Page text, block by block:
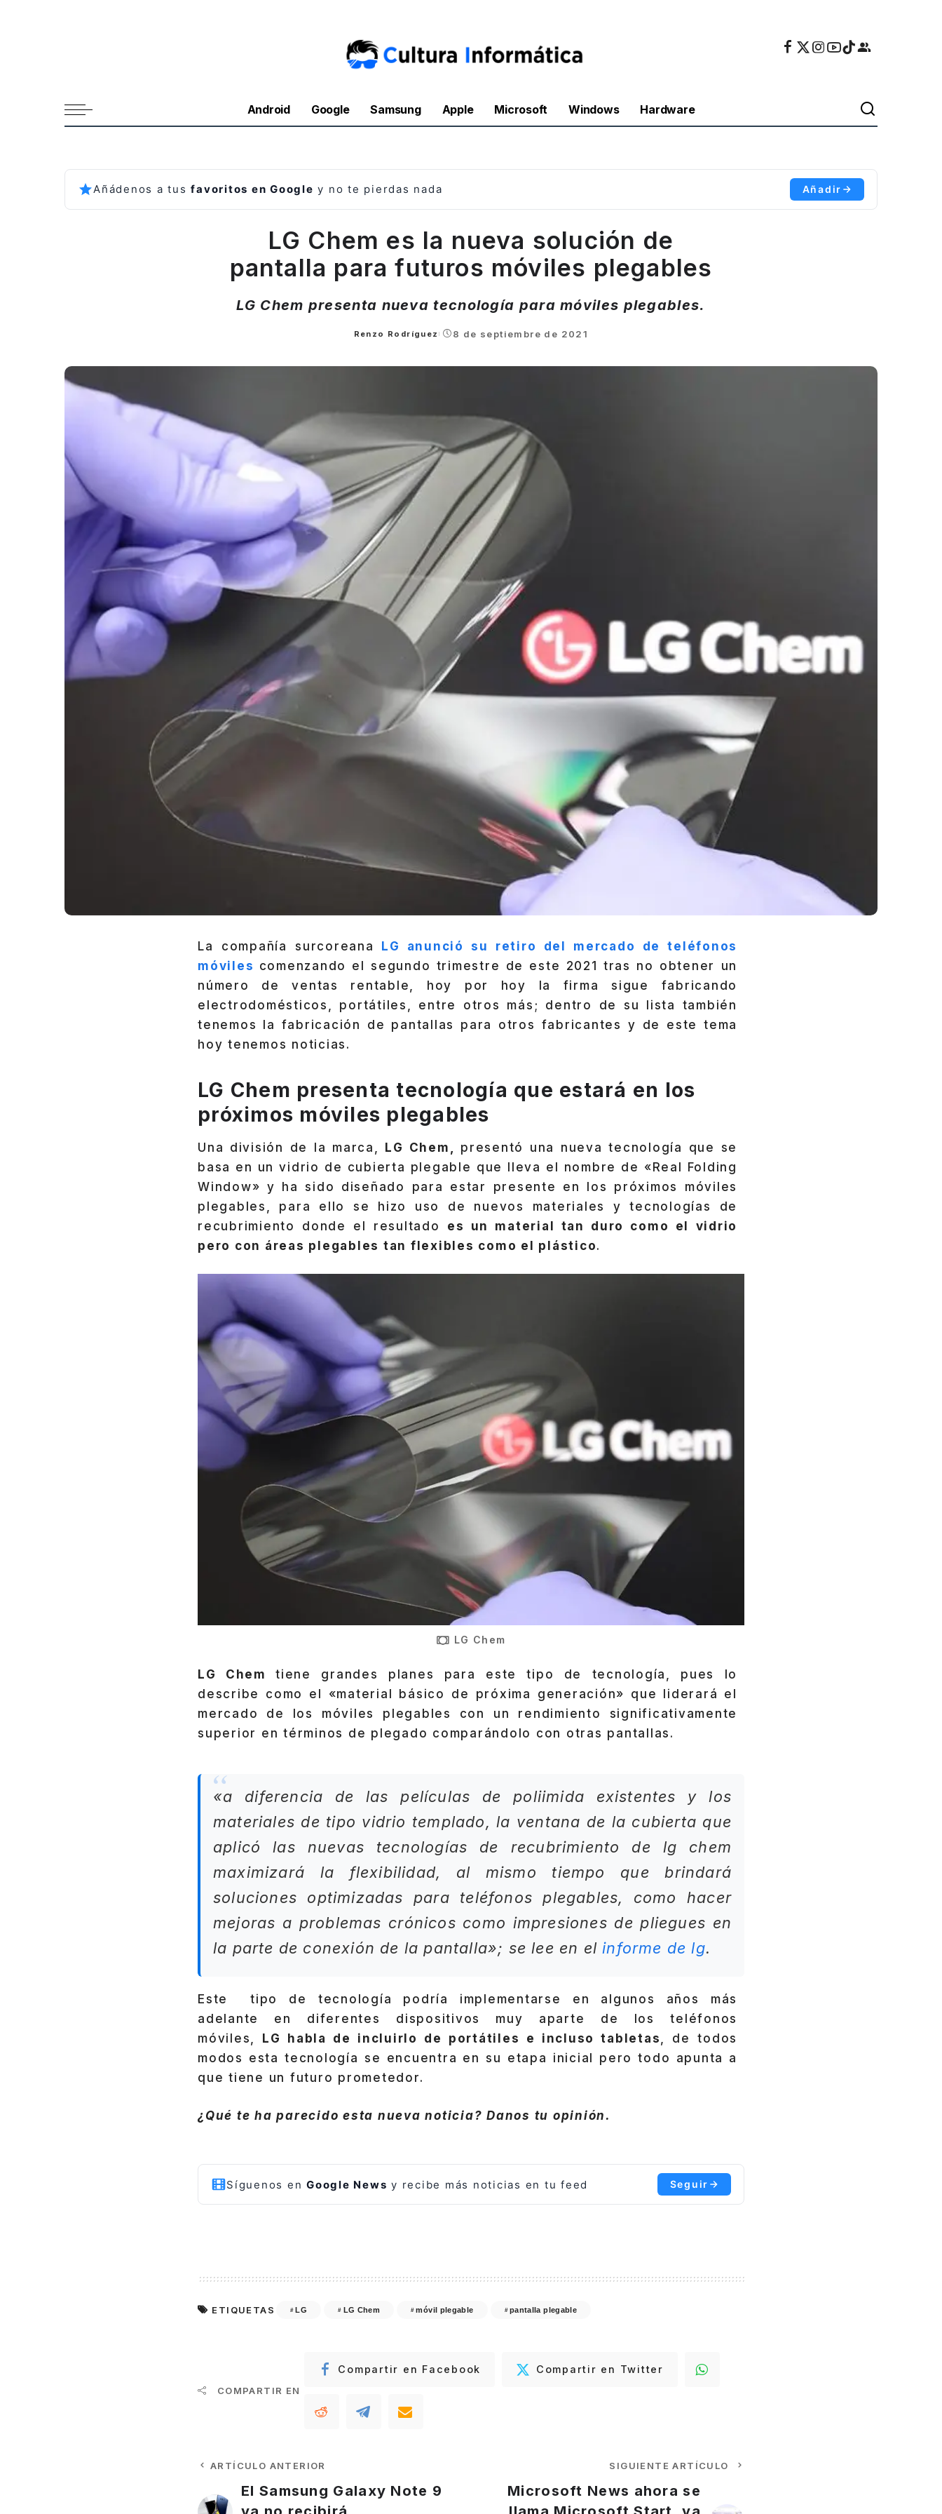
Android Google Samsung Apple Microsoft Windows Hardware
Añádenos a tusfavoritos en Google y no te pierdas nada Añadir
LG Chem es la nueva solución de
pantalla para futuros móviles plegables
LG Chem presenta nueva tecnología para móviles plegables.
Posted
Renzo Rodríguez 8 de septiembre de 2021
La compañía surcoreana
LG anunció su retiro del mercado de teléfonos
móviles comenzando el segundo trimestre de este 2021 tras no obtener un
número de ventas rentable, hoy por hoy la firma sigue fabricando
electrodomésticos, portátiles, entre otros más; dentro de su lista también
tenemos la fabricación de pantallas para otros fabricantes y de este tema
hoy tenemos noticias.
LG Chem presenta tecnología que estará en los
próximos móviles plegables
Una división de la marca, LG Chem, presentó una nueva tecnología que se
basa en un vidrio de cubierta plegable que lleva el nombre de «Real Folding
Window» y ha sido diseñado para estar presente en los próximos móviles
plegables, para ello se hizo uso de nuevos materiales y tecnologías de
recubrimiento donde el resultado es un material tan duro como el vidrio
pero con áreas plegables tan flexibles como el plástico.
LG Chem
LG Chemtiene grandes planes para este tipo de tecnología, pues lo
describe como el «material básico de próxima generación» que liderará el
mercado de los móviles plegables con un rendimiento significativamente
superior en términos de plegado comparándolo con otras pantallas.
«a diferencia de las películas de poliimida existentes y los
materiales de tipo vidrio templado, la ventana de la cubierta que
aplicó las nuevas tecnologías de recubrimiento de lg chem
maximizará la flexibilidad, al mismo tiempo que brindará
soluciones optimizadas para teléfonos plegables, como hacer
mejoras a problemas crónicos como impresiones de pliegues en
la parte de conexión de la pantalla»; se lee en elinforme de lg.
Este tipo de tecnología podría implementarse en algunos años más
adelante en diferentes dispositivos muy aparte de los teléfonos
móviles,
LG habla de incluirlo de portátiles e incluso tabletas, de todos
modos esta tecnología se encuentra en su etapa inicial pero todo apunta a
que tiene un futuro prometedor.
¿Qué te ha parecido esta nueva noticia? Danos tu opinión.
Síguenos en Google News y recibe más noticias en tu feed Seguir
ETIQUETAS LG LG Chem móvil plegable pantalla plegable
COMPARTIR EN
Compartir en Facebook Compartir en Twitter
ARTÍCULO ANTERIOR
El Samsung Galaxy Note 9
SIGUIENTE ARTÍCULO
Microsoft News ahora se